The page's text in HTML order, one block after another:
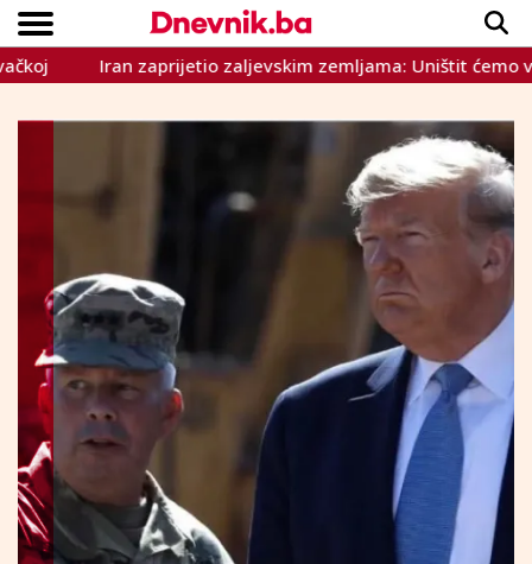
VIJESTI
SPORT
INTERVIEW
TEME
CRNA KRONIKA
LIFESTYLE
Copyright © Dnevnik.ba 2023.
Iran zaprijetio zaljevskim zemljama: Uništit ćemo vam